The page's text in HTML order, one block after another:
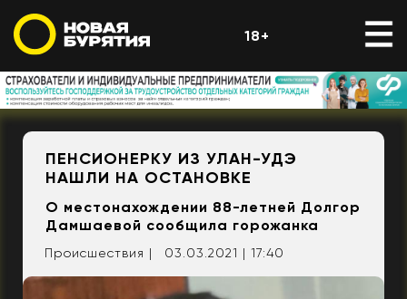
18+
ПЕНСИОНЕРКУ ИЗ УЛАН-УДЭ
НАШЛИ НА ОСТАНОВКЕ
О местонахождении 88-летней Долгор
Дамшаевой сообщила горожанка
Происшествия | 03.03.2021 | 17:40